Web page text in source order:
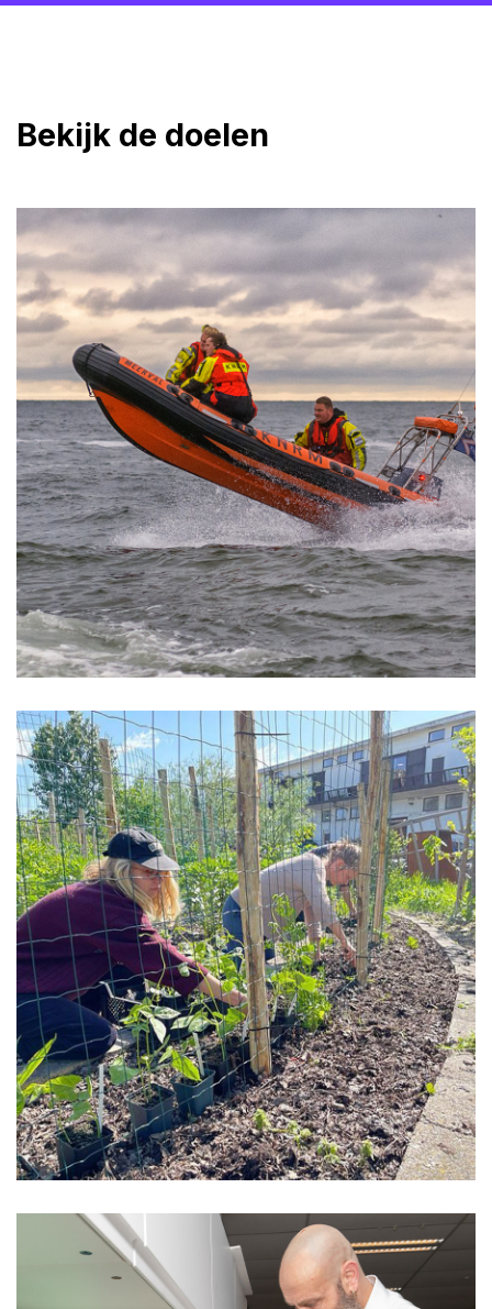
Bekijk de doelen
KNRM: redders waar Nederland al 200 jaar
op kan bouwen
Voedseltuin Rotterdam oogst dubbel:
groente en zelfvertrouwen